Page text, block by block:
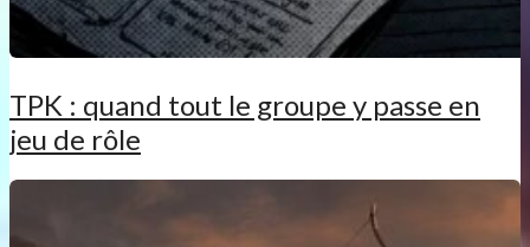
TPK : quand tout le groupe y passe en
jeu de rôle